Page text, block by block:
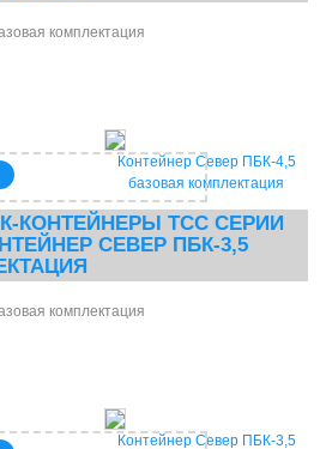
комплектация
Контейнер Север ПБК-4,5
базовая комплектация
КОНТЕЙНЕРЫ ТСС СЕРИИ
СЕВЕР ПБК-3,5
комплектация
Контейнер Север ПБК-3,5